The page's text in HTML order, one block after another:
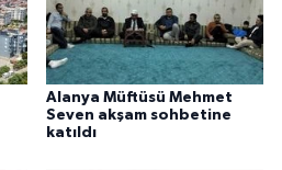
Alanya Müftüsü Mehmet
Seven akşam sohbetine
katıldı